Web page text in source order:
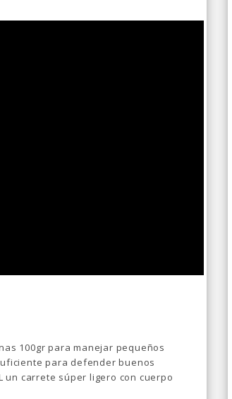
100gr para manejar pequeños
para defender buenos
un carrete súper ligero con cuerpo